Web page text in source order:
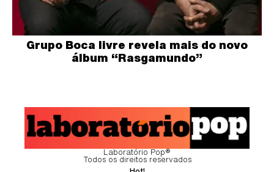
Grupo Boca livre revela mais do novo
álbum “Rasgamundo”
Laboratório Pop®
Todos os direitos reservados